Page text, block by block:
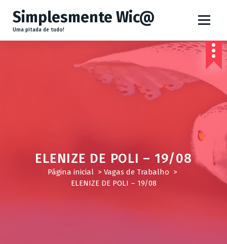
l
Simplesmente Wic@
Uma pitada de tudo!
ELENIZE DE POLI – 19/08
Página inicial > Vagas de Trabalho >
ELENIZE DE POLI – 19/08